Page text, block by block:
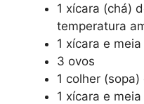
1 xícara (chá)
temperatura
1 xícara e
3 ovos
1 colher
1 xícara e